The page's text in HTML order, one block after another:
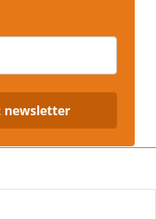
newsletter